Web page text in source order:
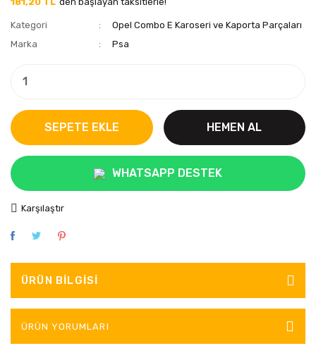
Kategori
Opel Combo E Karoseri ve Kaporta Parçaları
Marka
Psa
SEPETE EKLE HEMEN AL
WHATSAPP DESTEK
Karşılaştır
ÜRÜN BILGISI
ÜRÜN YORUMLARI